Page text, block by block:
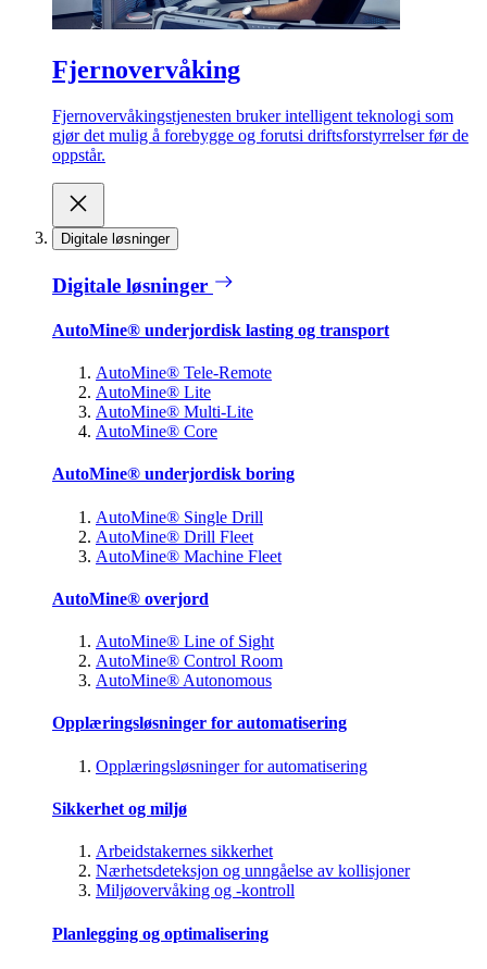
Fjernovervåking
Fjernovervåkingstjenesten bruker intelligent teknologi som
gjør det mulig å forebygge og forutsi driftsforstyrrelser før de
oppstår.
Digitale løsninger
Digitale løsninger
AutoMine® underjordisk lasting og transport
AutoMine® Tele-Remote
AutoMine® Lite
AutoMine® Multi-Lite
AutoMine® Core
AutoMine® underjordisk boring
AutoMine® Single Drill
AutoMine® Drill Fleet
AutoMine® Machine Fleet
AutoMine® overjord
AutoMine® Line of Sight
AutoMine® Control Room
AutoMine® Autonomous
Opplæringsløsninger for automatisering
Opplæringsløsninger for automatisering
Sikkerhet og miljø
Arbeidstakernes sikkerhet
Nærhetsdeteksjon og unngåelse av kollisjoner
Miljøovervåking og -kontroll
Planlegging og optimalisering